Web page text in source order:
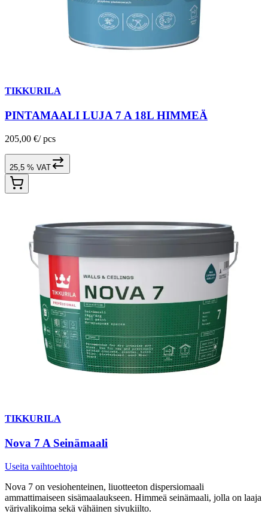
TIKKURILA
PINTAMAALI LUJA 7 A 18L HIMMEÄ
205,00 €/ pcs
25,5 % VAT
TIKKURILA
Nova 7 A Seinämaali
Useita vaihtoehtoja
Nova 7 on vesiohenteinen, liuotteeton dispersiomaali
ammattimaiseen sisämaalaukseen. Himmeä seinämaali, jolla on laaja
värivalikoima sekä vähäinen sivukiilto.